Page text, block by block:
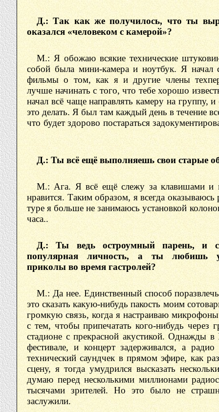
Д.: Так как же получилось, что ты
оказался «человеком с камерой»?
М.: Я обожаю всякие технические
собой была мини-камера и ноутбук. Я начал
фильмы о том, как я и другие члены
лучше начинать с того, что тебе хорошо
начал всё чаще направлять камеру на группу,
это делать. Я был там каждый день в течение
что будет здорово постараться
Д.: Ты всё ещё выполняешь свои старые
М.: Ага. Я всё ещё слежу за клавишами и
нравится. Таким образом, я всегда
туре я больше не занимаюсь установкой
часа..
Д.: Ты ведь остроумный парень, и
популярная личность, а ты любишь
приколы во время гастролей?
М.: Да нее. Единственный способ
это сказать какую-нибудь пакость моим
громкую связь, когда я настраиваю
с тем, чтобы припечатать кого-нибудь через
стадионе с прекрасной акустикой. Однажды
фестивале, и концерт задерживался, а
технический саундчек в прямом эфире, как
сцену, я тогда умудрился высказать
думаю перед несколькими миллионами
тысячами зрителей. Но это было не
заслужили.